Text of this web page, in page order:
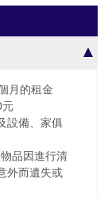
月的租金
元
設備、家俱
品因進行清
外而遺失或